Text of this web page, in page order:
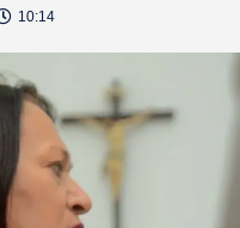
10:14